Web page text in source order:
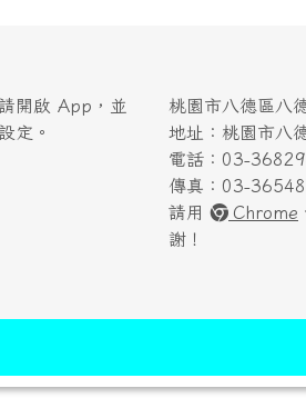
開啟 App，並
定。
桃園市八德區八
地址：桃園市八
電話：03-
傳真：03-
請用
Chrome
謝！